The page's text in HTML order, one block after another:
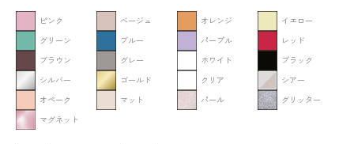
ピンク ベージュ オレンジ
イエロー
グリーン
ブルー パープル
レッド
ブラウン
グレー ホワイト
ブラック
シルバー
ゴールド クリア
シアー
オペーク
マット パール
グリッター
マグネット